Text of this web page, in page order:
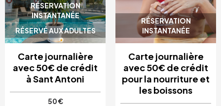
RÉSERVATION
INSTANTANÉE
RÉSERVÉ AUX ADULTES
Carte journalière
avec 50€ de crédit
à Sant Antoni
50 €
RÉSERVATION
INSTANTANÉE
Carte journalière
avec 50€ de crédit
pour la nourriture et
les boissons